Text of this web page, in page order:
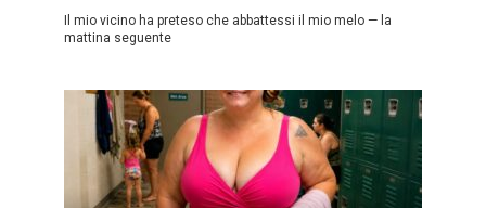
Il mio vicino ha preteso che abbattessi il mio melo — la
mattina seguente